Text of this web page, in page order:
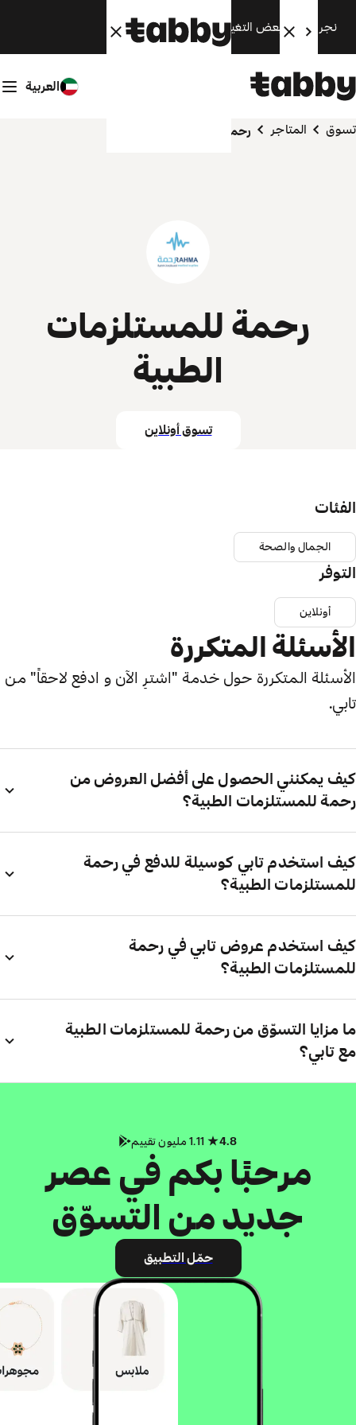
نجري الآن بعض التغييرات. سنعود قريبًا.
العربية
تسوق المتاجر رحمة للمستلزمات الطبية
رحمة للمستلزمات
الطبية
تسوق أونلاين
الفئات
الجمال والصحة
التوفر
أونلاين
الأسئلة المتكررة
الأسئلة المتكررة حول خدمة "اشترِ الآن و ادفع لاحقاً" من
تابي.
كيف يمكنني الحصول على أفضل العروض من
رحمة للمستلزمات الطبية؟
كيف استخدم تابي كوسيلة للدفع في رحمة
للمستلزمات الطبية؟
كيف استخدم عروض تابي في رحمة
للمستلزمات الطبية؟
ما مزايا التسوّق من رحمة للمستلزمات الطبية
مع تابي؟
4.8
مرحبًا بكم في عصر
جديد من التسوّق
حمّل التطبيق